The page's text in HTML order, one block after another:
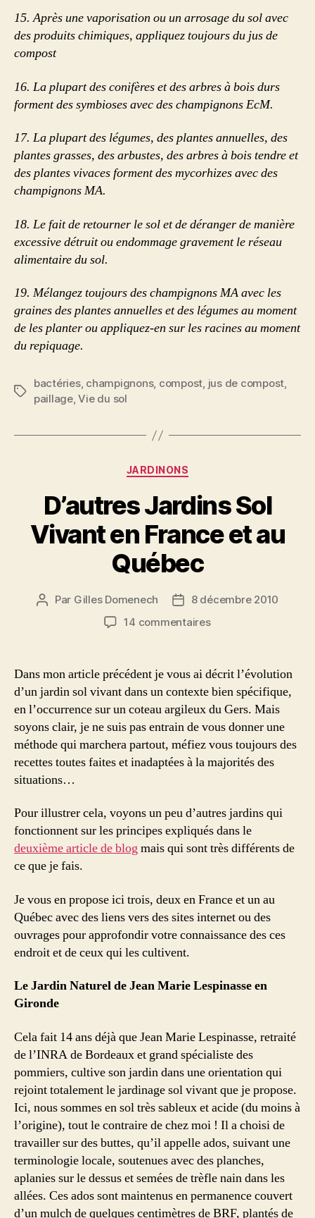
15.Après une vaporisation ou un arrosage du sol avec
des produits chimiques, appliquez toujours du jus de
compost
16. La plupart des conifères et des arbres à bois durs
forment des symbioses avec des champignons EcM.
17. La plupart des légumes, des plantes annuelles, des
plantes grasses, des arbustes, des arbres à bois tendre et
des plantes vivaces forment des mycorhizes avec des
champignons MA.
18. Le fait de retourner le sol et de déranger de manière
excessive détruit ou endommage gravement le réseau
alimentaire du sol.
19. Mélangez toujours des champignons MA avec les
graines des plantes annuelles et des légumes au moment
de les planter ou appliquez-en sur les racines au moment
du repiquage.
Étiquettes
bactéries, champignons, compost, jus de compost,
paillage,Vie du sol
Catégories
JARDINONS
D’autres Jardins Sol
Vivant en France et au
Québec
Auteur
Par Gilles Domenech
Date8 décembre 2010
14 commentairessur
Sol
en
France
et
au
Québec
Dans mon article précédent je vous ai décrit l’évolution
d’un jardin sol vivant dans un contexte bien spécifique,
en l’occurrence sur un coteau argileux du Gers. Mais
soyons clair, je ne suis pas entrain de vous donner une
méthode qui marchera partout, méfiez vous toujours des
recettes toutes faites et inadaptées à la majorités des
situations…
Pour illustrer cela, voyons un peu d’autres jardins qui
fonctionnent sur les principes expliqués dans le
deuxième article de blogmais qui sont très différents de
ce que je fais.
Je vous en propose ici trois, deux en France et un au
Québec avec des liens vers des sites internet ou des
ouvrages pour approfondir votre connaissance des ces
endroit et de ceux qui les cultivent.
Le Jardin Naturel de Jean Marie Lespinasse en
Gironde
Cela fait 14 ans déjà que Jean Marie Lespinasse, retraité
de l’INRA de Bordeaux et grand spécialiste des
pommiers, cultive son jardin dans une orientation qui
rejoint totalement le jardinage sol vivant que je propose.
Ici, nous sommes en sol très sableux et acide (du moins à
l’origine), tout le contraire de chez moi ! Il a choisi de
travailler sur des buttes, qu’il appelle ados, suivant une
terminologie locale, soutenues avec des planches,
aplanies sur le dessus et semées de trèfle nain dans les
allées. Ces ados sont maintenus en permanence couvert
d’un mulch de quelques centimètres de BRF, plantés de